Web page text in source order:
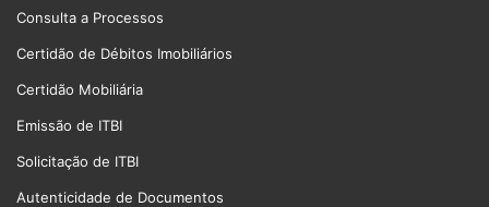
Consulta a Processos
Certidão de Débitos Imobiliários
Certidão Mobiliária
Emissão de ITBI
Solicitação de ITBI
Autenticidade de Documentos